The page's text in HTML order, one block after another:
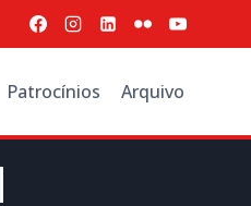
Patrocínios Arquivo